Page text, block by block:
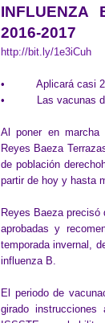
INFLUENZA
2016-2017
http://bit.ly/1e3iCuh
• Aplicará casi 2
• Las vacunas del
Al poner en marcha
Reyes Baeza
de población
partir de hoy y hasta
Reyes Baeza
aprobadas y
temporada invernal,
influenza B.
El periodo de
girado